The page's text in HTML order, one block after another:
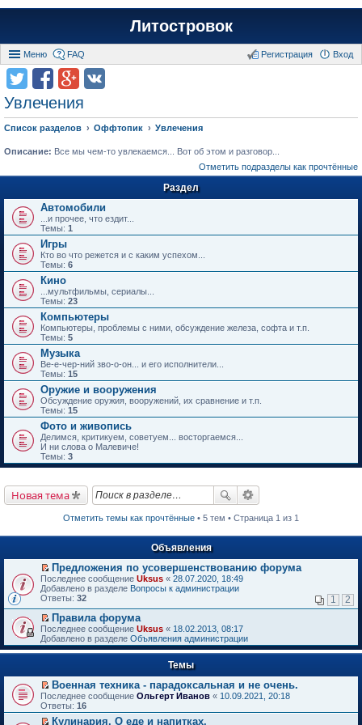
Литостровок
Меню FAQ Вход
Регистрация
Увлечения
Список разделов Оффтопик Увлечения
Описание: Все мы чем-то увлекаемся... Вот об этом и разговор...
Отметить подразделы как прочтённые
Раздел
Автомобили
...и прочее, что ездит...
Темы: 1
Игры
Кто во что режется и с каким успехом...
Темы: 6
Кино
...мультфильмы, сериалы...
Темы: 23
Компьютеры
Компьютеры, проблемы с ними, обсуждение железа, софта и т.п.
Темы: 5
Музыка
Ве-е-чер-ний зво-о-он... и его исполнители...
Темы: 15
Оружие и вооружения
Обсуждение оружия, вооружений, их сравнение и т.п.
Темы: 15
Фото и живопись
Делимся, критикуем, советуем... восторгаемся...
И ни слова о Малевиче!
Темы: 3
Новая тема
Отметить темы как прочтённые • 5 тем • Страница 1 из 1
Объявления
П
е
р
й
т
и
к
п
в
о
м
у
н
Предложения по усовершенствованию форума
Последнее сообщение Uksus « 28.07.2020, 18:49
Добавлено в разделе Вопросы к администрации
Ответы: 32 1 2
П
е
р
е
т
и
к
п
е
р
Правила форума
Последнее сообщение Uksus « 18.02.2013, 08:17
Добавлено в разделе Объявления администрации
Темы
П
е
р
е
Военная техника - парадоксальная и не очень.
Последнее сообщение Ольгерт Иванов « 10.09.2021, 20:18
Ответы: 16
Кулинария. О еде и напитках.